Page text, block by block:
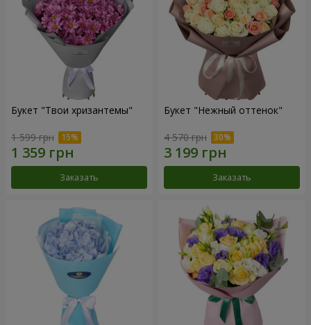
Букет "Твои хризантемы"
1 599 грн
Заказать
Букет "Нежный оттенок"
4 570 грн
Заказать